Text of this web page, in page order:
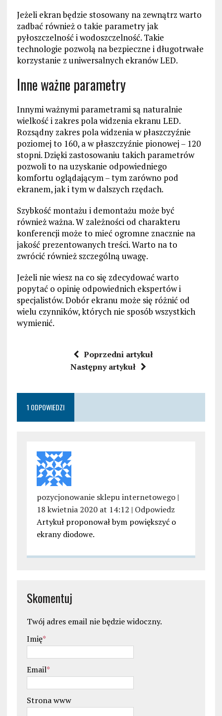
Jeżeli ekran będzie stosowany na zewnątrz warto
zadbać również o takie parametry jak
pyłoszczelność i wodoszczelność. Takie
technologie pozwolą na bezpieczne i długotrwałe
korzystanie z uniwersalnych ekranów LED.
Inne ważne parametry
Innymi ważnymi parametrami są naturalnie
wielkość i zakres pola widzenia ekranu LED.
Rozsądny zakres pola widzenia w płaszczyźnie
poziomej to 160, a w płaszczyźnie pionowej – 120
stopni. Dzięki zastosowaniu takich parametrów
pozwoli to na uzyskanie odpowiedniego
komfortu oglądającym – tym zarówno pod
ekranem, jak i tym w dalszych rzędach.
Szybkość montażu i demontażu może być
również ważna. W zależności od charakteru
konferencji może to mieć ogromne znacznie na
jakość prezentowanych treści. Warto na to
zwrócić również szczególną uwagę.
Jeżeli nie wiesz na co się zdecydować warto
popytać o opinię odpowiednich ekspertów i
specjalistów. Dobór ekranu może się różnić od
wielu czynników, których nie sposób wszystkich
wymienić.
Poprzedni artykuł
Następny artykuł
1 ODPOWIEDZI
pozycjonowanie sklepu internetowego|
18 kwietnia 2020 at 14:12 | Odpowiedz
Artykuł proponował bym powiększyć o
ekrany diodowe.
Skomentuj
Twój adres email nie będzie widoczny.
Imię*
Email*
Strona www